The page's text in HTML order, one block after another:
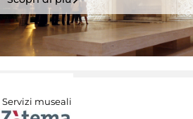
Servizi museali